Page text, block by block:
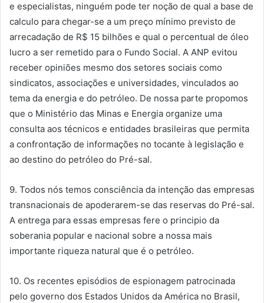
e especialistas, ninguém pode ter noção de qual a base de
calculo para chegar-se a um preço mínimo previsto de
arrecadação de R$ 15 bilhões e qual o percentual de óleo
lucro a ser remetido para o Fundo Social. A ANP evitou
receber opiniões mesmo dos setores sociais como
sindicatos, associações e universidades, vinculados ao
tema da energia e do petróleo. De nossa parte propomos
que o Ministério das Minas e Energia organize uma
consulta aos técnicos e entidades brasileiras que permita
a confrontação de informações no tocante à legislação e
ao destino do petróleo do Pré-sal.
9. Todos nós temos consciência da intenção das empresas
transnacionais de apoderarem-se das reservas do Pré-sal.
A entrega para essas empresas fere o principio da
soberania popular e nacional sobre a nossa mais
importante riqueza natural que é o petróleo.
10. Os recentes episódios de espionagem patrocinada
pelo governo dos Estados Unidos da América no Brasil,